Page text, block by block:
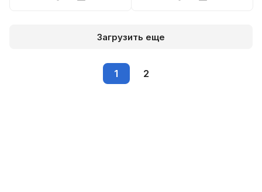
Загрузить еще
1 2